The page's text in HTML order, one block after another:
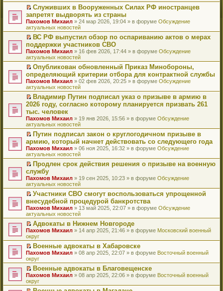
и
к
п
е
р
в
о
м
у
н
е
п
р
о
ч
и
т
а
н
н
о
м
у
с
о
о
б
щ
е
н
и
ю
р
е
й
т
и
к
п
е
р
в
о
м
у
н
е
п
р
о
ч
и
т
а
н
н
о
м
у
с
о
о
б
щ
е
н
и
ю
П
е
р
е
й
т
и
к
п
е
р
в
о
м
у
н
е
п
р
о
ч
и
т
а
н
н
о
м
у
с
о
о
б
щ
е
н
и
ю
Служивших в Вооруженных Силах РФ иностранцев
запретят выдворять из страны
Пахомов Михаил » 24 мар 2026, 19:04 » в форуме Обсуждение
актуальных новостей
П
е
р
е
й
т
и
к
п
е
р
в
о
м
у
н
е
п
р
о
ч
и
т
а
н
н
о
м
у
с
о
о
б
щ
е
н
и
ю
ВС РФ выпустил обзор по оспариванию актов о мерах
поддержки участников СВО
Пахомов Михаил » 16 фев 2026, 17:44 » в форуме Обсуждение
актуальных новостей
П
е
р
е
й
т
и
к
п
е
р
в
о
м
у
н
е
п
р
о
ч
и
т
а
н
н
о
м
у
с
о
о
б
щ
е
н
и
Опубликован обновленный Приказ Минобороны,
определяющий критерии отбора для контрактной службы
Пахомов Михаил » 02 фев 2026, 20:25 » в форуме Обсуждение
актуальных новостей
П
е
р
е
й
т
и
к
п
е
р
в
о
м
у
н
е
п
р
о
ч
и
т
а
н
н
о
м
у
с
о
о
Владимир Путин подписал указ о призыве в армию в
2026 году, согласно которому планируется призвать 261
тыс. человек
Пахомов Михаил » 19 янв 2026, 15:56 » в форуме Обсуждение
актуальных новостей
П
е
р
е
й
т
и
к
п
е
р
в
о
м
у
н
е
п
р
о
ч
и
т
а
н
н
Путин подписал закон о круглогодичном призыве в
армию, который начнет действовать со следующего года
Пахомов Михаил » 06 ноя 2025, 16:32 » в форуме Обсуждение
актуальных новостей
П
е
р
е
й
т
и
к
п
е
р
в
о
м
у
н
е
п
р
о
ч
Продлен срок действия решения о призыве на военную
службу
Пахомов Михаил » 19 сен 2025, 10:23 » в форуме Обсуждение
актуальных новостей
П
е
р
е
й
т
и
к
п
е
р
в
о
м
у
н
Участники СВО смогут воспользоваться упрощенной
внесудебной процедурой банкротства
Пахомов Михаил » 13 май 2025, 22:07 » в форуме Обсуждение
актуальных новостей
П
е
р
е
й
т
и
к
п
е
р
Адвокаты в Нижнем Новгороде
Пахомов Михаил » 14 апр 2025, 21:46 » в форуме Московский военный
округ
П
е
р
е
й
т
и
Военные адвокаты в Хабаровске
Пахомов Михаил » 08 апр 2025, 22:07 » в форуме Восточный военный
округ
П
е
р
Военные адвокаты в Благовещенске
Пахомов Михаил » 08 апр 2025, 22:06 » в форуме Восточный военный
округ